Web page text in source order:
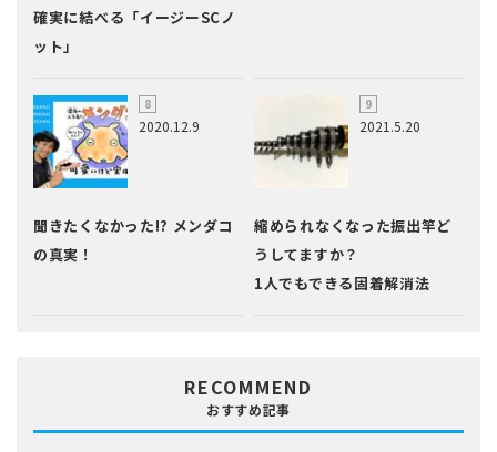
確実に結べる「イージーSCノ
ット」
2020.12.9
聞きたくなかった!? メンダコ
の真実！
2021.5.20
縮められなくなった振出竿ど
うしてますか？
1人でもできる固着解消法
RECOMMEND
おすすめ記事